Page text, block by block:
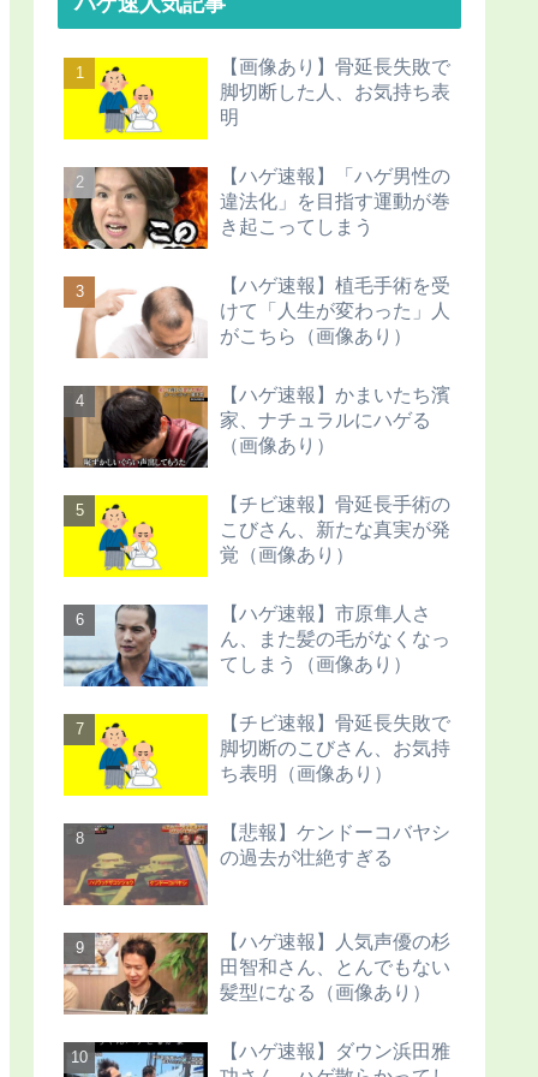
【画像あり】骨延長失敗で
脚切断した人、お気持ち表
明
【ハゲ速報】「ハゲ男性の
違法化」を目指す運動が巻
き起こってしまう
【ハゲ速報】植毛手術を受
けて「人生が変わった」人
がこちら（画像あり）
【ハゲ速報】かまいたち濱
家、ナチュラルにハゲる
（画像あり）
【チビ速報】骨延長手術の
こびさん、新たな真実が発
覚（画像あり）
【ハゲ速報】市原隼人さ
ん、また髪の毛がなくなっ
てしまう（画像あり）
【チビ速報】骨延長失敗で
脚切断のこびさん、お気持
ち表明（画像あり）
【悲報】ケンドーコバヤシ
の過去が壮絶すぎる
【ハゲ速報】人気声優の杉
田智和さん、とんでもない
髪型になる（画像あり）
【ハゲ速報】ダウン浜田雅